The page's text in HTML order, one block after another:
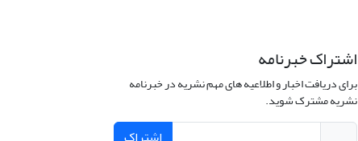
اشتراک خبرنامه
برای دریافت اخبار و اطلاعیه های مهم نشریه در خبرنامه
نشریه مشترک شوید.